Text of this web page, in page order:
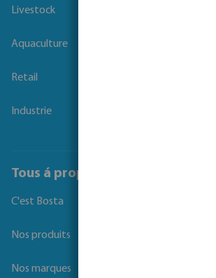
Livestock
Aquaculture
Retail
Industrie
Tous á propos de Bosta
C'est Bosta
Nos produits
Nos marques